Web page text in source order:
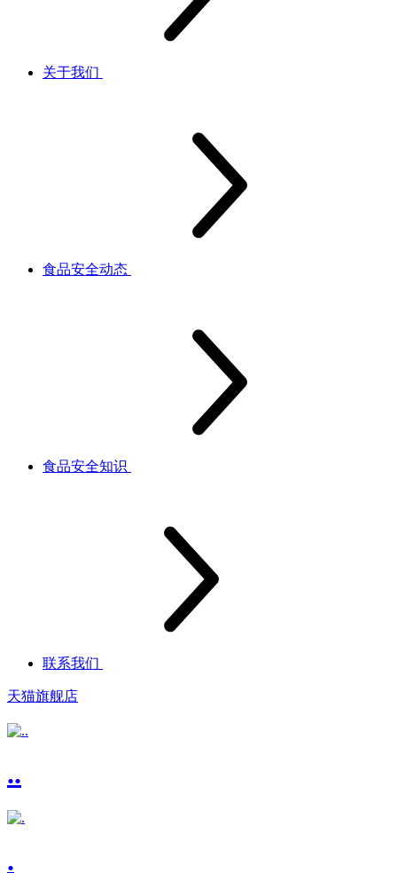
关于我们
食品安全动态
食品安全知识
联系我们
天猫旗舰店
..
.